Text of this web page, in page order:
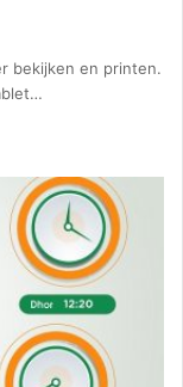
bekijken en printen.